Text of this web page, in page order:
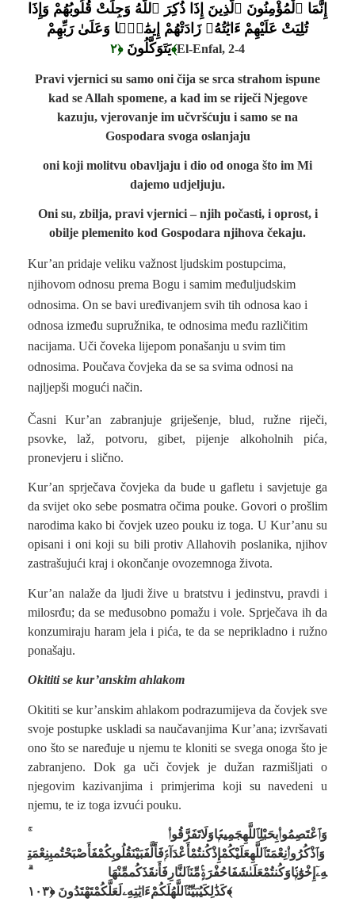
إِنَّمَا ٱلْمُؤْمِنُونَ ٱلَّذِينَ إِذَا ذُكِرَ ٱللَّهُ وَجِلَتْ قُلُوبُهُمْ وَإِذَا
تُلِيَتْ عَلَيْهِمْ ءَايَٰتُهُۥ زَادَتْهُمْ إِيمَٰنًۭا وَعَلَىٰ رَبِّهِمْ
يَتَوَكَّلُونَ﴿٢﴾El-Enfal, 2-4
Pravi vjernici su samo oni čija se srca strahom ispune
kad se Allah spomene, a kad im se riječi Njegove
kazuju, vjerovanje im učvršćuju i samo se na
Gospodara svoga oslanjaju
oni koji molitvu obavljaju i dio od onoga što im Mi
dajemo udjeljuju.
Oni su, zbilja, pravi vjernici – njih počasti, i oprost, i
obilje plemenito kod Gospodara njihova čekaju.
Kur’an pridaje veliku važnost ljudskim postupcima,
njihovom odnosu prema Bogu i samim međuljudskim
odnosima. On se bavi uređivanjem svih tih odnosa kao i
odnosa između supružnika, te odnosima među različitim
nacijama. Uči čoveka lijepom ponašanju u svim tim
odnosima. Poučava čovjeka da se sa svima odnosi na
najljepši mogući način.
Časni Kur’an zabranjuje griješenje, blud, ružne riječi,
psovke, laž, potvoru, gibet, pijenje alkoholnih pića,
pronevjeru i slično.
Kur’an sprječava čovjeka da bude u gafletu i savjetuje ga
da svijet oko sebe posmatra očima pouke. Govori o prošlim
narodima kako bi čovjek uzeo pouku iz toga. U Kur’anu su
opisani i oni koji su bili protiv Allahovih poslanika, njihov
zastrašujući kraj i okončanje ovozemnoga života.
Kur’an nalaže da ljudi žive u bratstvu i jedinstvu, pravdi i
milosrđu; da se međusobno pomažu i vole. Sprječava ih da
konzumiraju haram jela i pića, te da se neprikladno i ružno
ponašaju.
Okititi se kur’anskim ahlakom
Okititi se kur’anskim ahlakom podrazumijeva da čovjek sve
svoje postupke uskladi sa naučavanjima Kur’ana; izvršavati
ono što se naređuje u njemu te kloniti se svega onoga što je
zabranjeno. Dok ga uči čovjek je dužan razmišljati o
njegovim kazivanjima i primjerima koji su navedeni u
njemu, te iz toga izvući pouku.
وَٱعْتَصِمُوا۟بِحَبْلِٱللَّهِجَمِيعًۭاوَلَاتَفَرَّقُوا۟ ۚ
وَٱذْكُرُوا۟نِعْمَتَٱللَّهِعَلَيْكُمْإِذْكُنتُمْأَعْدَآءًۭفَأَلَّفَبَيْنَقُلُوبِكُمْفَأَصْبَحْتُمبِنِعْمَتِ
هِۦٓإِخْوَٰنًۭاوَكُنتُمْعَلَىٰشَفَاحُفْرَةٍۢمِّنَٱلنَّارِفَأَنقَذَكُممِّنْهَا ۗ
كَذَٰلِكَيُبَيِّنُٱللَّهُلَكُمْءَايَٰتِهِۦلَعَلَّكُمْتَهْتَدُونَ ﴿١٠٣﴾